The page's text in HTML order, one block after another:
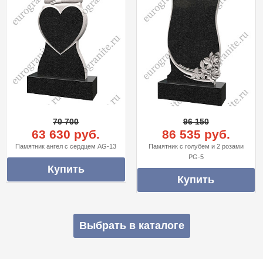
70 700
63 630 руб.
Памятник ангел с сердцем AG-13
96 150
86 535 руб.
Памятник с голубем и 2 розами
PG-5
Выбрать в каталоге